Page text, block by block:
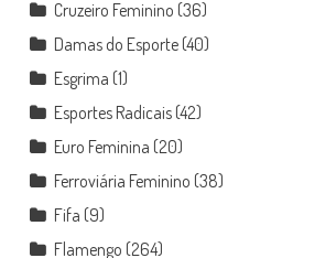
Cruzeiro Feminino (36)
Damas do Esporte(40)
Esgrima (1)
Esportes Radicais(42)
Euro Feminina (20)
Ferroviária Feminino (38)
Fifa (9)
Flamengo (264)